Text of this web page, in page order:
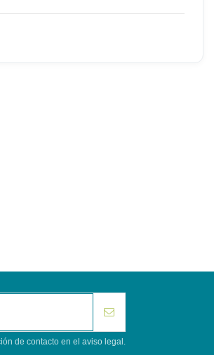
de contacto en el aviso legal.